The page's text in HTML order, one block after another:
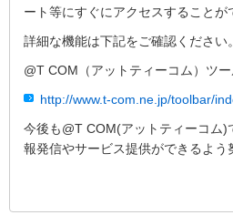
ート等にすぐにアクセスすることが
詳細な機能は下記をご確認ください。
@T COM（アットティーコム）ツ
http://www.t-com.ne.jp/toolbar/
今後も@T COM(アットティーコム)
報発信やサービス提供ができるよう